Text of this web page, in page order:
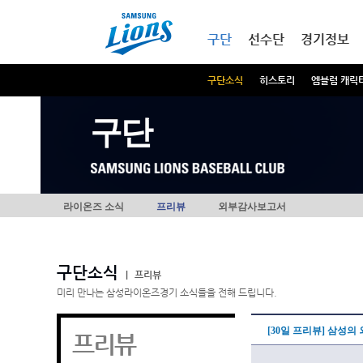
구단
구단소식 히스토리 엠블럼 캐릭
선수단 경기정보
구단
라이온즈 소식 프리뷰 외부감사보고서
구단소식
프리뷰
미리 만나는 삼성라이온즈경기 소식들을 전해 드립니다.
프리뷰 [30일 프리뷰] 삼성의